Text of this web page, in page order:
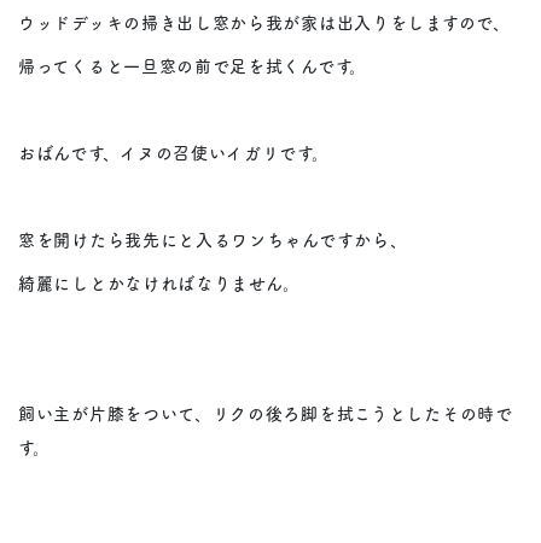
ウッドデッキの掃き出し窓から我が家は出入りをしますので、
帰ってくると一旦窓の前で足を拭くんです。
おばんです、イヌの召使いイガリです。
窓を開けたら我先にと入るワンちゃんですから、
綺麗にしとかなければなりません。
飼い主が片膝をついて、リクの後ろ脚を拭こうとしたその時で
す。